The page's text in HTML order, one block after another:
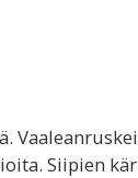
Siipien